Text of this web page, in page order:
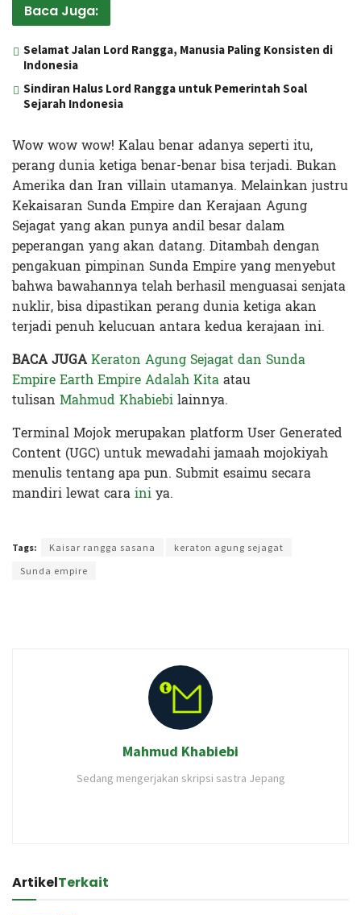
Baca Juga:
Selamat Jalan Lord Rangga, Manusia Paling Konsisten di
Indonesia
Sindiran Halus Lord Rangga untuk Pemerintah Soal
Sejarah Indonesia
Wow wow wow! Kalau benar adanya seperti itu,
perang dunia ketiga benar-benar bisa terjadi. Bukan
Amerika dan Iran villain utamanya. Melainkan justru
Kekaisaran Sunda Empire dan Kerajaan Agung
Sejagat yang akan punya andil besar dalam
peperangan yang akan datang. Ditambah dengan
pengakuan pimpinan Sunda Empire yang menyebut
bahwa bawahannya telah berhasil menguasai senjata
nuklir, bisa dipastikan perang dunia ketiga akan
terjadi penuh kelucuan antara kedua kerajaan ini.
BACA JUGAKeraton Agung Sejagat dan Sunda
Empire Earth Empire Adalah Kitaatau
tulisan Mahmud Khabiebilainnya.
Terminal Mojok merupakan platform User Generated
Content (UGC) untuk mewadahi jamaah mojokiyah
menulis tentang apa pun. Submit esaimu secara
mandiri lewat carainiya.
Tags: Kaisar rangga sasana
keraton agung sejagat
Sunda empire
Mahmud Khabiebi
Sedang mengerjakan skripsi sastra Jepang
ArtikelTerkait